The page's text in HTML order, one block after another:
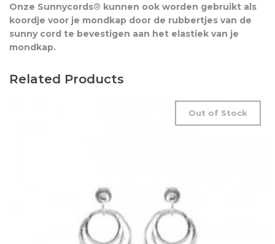
Onze Sunnycords® kunnen ook worden gebruikt als
koordje voor je mondkap door de rubbertjes van de
sunny cord te bevestigen aan het elastiek van je
mondkap.
Related Products
Out of Stock